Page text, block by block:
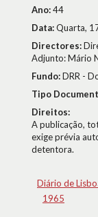
Ano:44
Data:Quarta,
Directores:
Adjunto: Mário
Fundo:DRR -
Tipo
Direitos:
A publicação,
exige prévia
detentora.
Diário de
1965